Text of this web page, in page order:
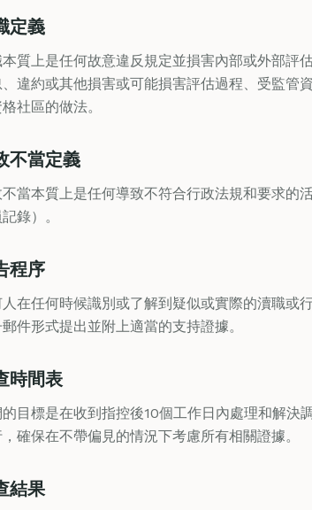
定義
質上是任何故意違反規定並損害內部或外部評
、違約或其他損害或可能損害評估過程、受監管
社區的做法。
不當定義
當本質上是任何導致不符合行政法規和要求的
錄）。
程序
在任何時候識別或了解到疑似或實際的瀆職或
件形式提出並附上適當的支持證據。
時間表
目標是在收到指控後10個工作日內處理和解決
確保在不帶偏見的情況下考慮所有相關證據。
結果